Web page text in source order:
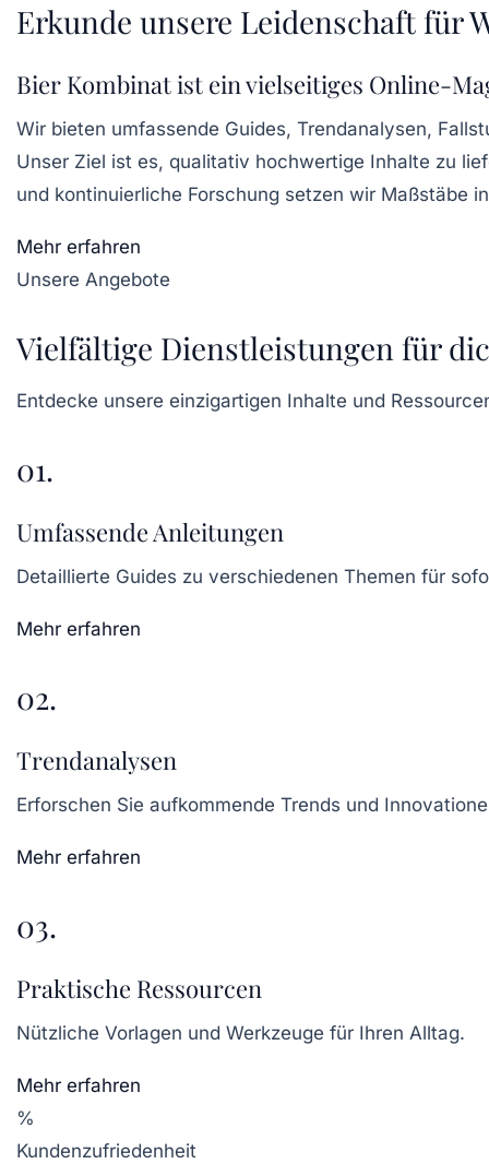
Erkunde unsere Leidenschaft für
Bier Kombinat ist ein vielseitiges Online-
Wir bieten umfassende Guides, Trendanalysen,
Unser Ziel ist es, qualitativ hochwertige Inhalte zu
und kontinuierliche Forschung setzen wir Maßstäbe
Mehr erfahren
Unsere Angebote
Vielfältige Dienstleistungen für
Entdecke unsere einzigartigen Inhalte und
01.
Umfassende Anleitungen
Detaillierte Guides zu verschiedenen Themen für
Mehr erfahren
02.
Trendanalysen
Erforschen Sie aufkommende Trends und
Mehr erfahren
03.
Praktische Ressourcen
Nützliche Vorlagen und Werkzeuge für Ihren Alltag.
Mehr erfahren
%
Kundenzufriedenheit